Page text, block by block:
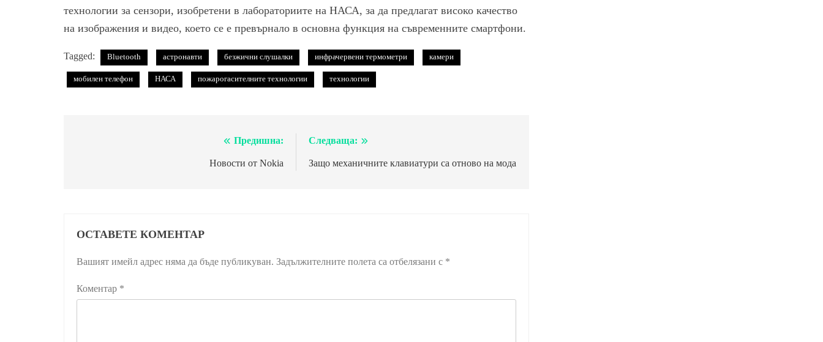
технологии за сензори, изобретени в лабораториите на НАСА, за да предлагат високо качество
на изображения и видео, което се е превърнало в основна функция на съвременните смартфони.
Tagged: Bluetooth астронавти безжични слушалки инфрачервени термометри камери
мобилен телефон НАСА пожарогасителните технологии технологии
Предишна:
Новости от Nokia
Следваща:
Защо механичните клавиатури са отново на мода
ОСТАВЕТЕ КОМЕНТАР
Вашият имейл адрес няма да бъде публикуван. Задължителните полета са отбелязани с *
Коментар *